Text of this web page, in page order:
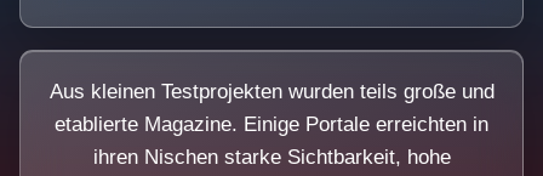
Aus kleinen Testprojekten wurden teils große und
etablierte Magazine. Einige Portale erreichten in
ihren Nischen starke Sichtbarkeit, hohe